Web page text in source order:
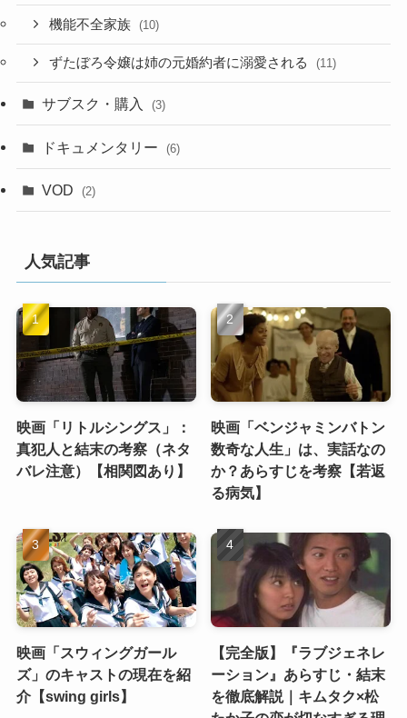
機能不全家族 (10)
ずたぼろ令嬢は姉の元婚約者に溺愛される (11)
サブスク・購入 (3)
ドキュメンタリー (6)
VOD (2)
人気記事
映画「リトルシングス」：
真犯人と結末の考察（ネタ
バレ注意）【相関図あり】
映画「ベンジャミンバトン
数奇な人生」は、実話なの
か？あらすじを考察【若返
る病気】
映画「スウィングガール
ズ」のキャストの現在を紹
介【swing girls】
【完全版】『ラブジェネレ
ーション』あらすじ・結末
を徹底解説｜キムタク×松